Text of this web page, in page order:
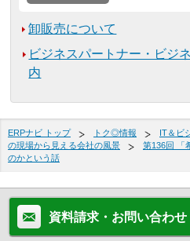
卸販売について
ビジネスパートナー・ビジ
内
ERPナビ トップ トク◎情報 IT＆ビ
の現場から見える会社の風景
第136回 「
のかという話
資料請求・お問い合わせ